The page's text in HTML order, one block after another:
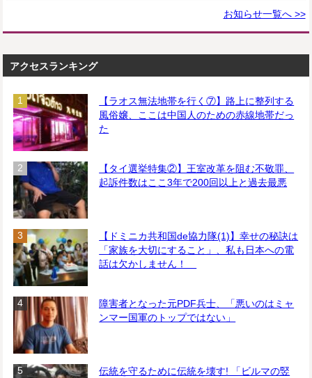
お知らせ一覧へ >>
アクセスランキング
【ラオス無法地帯を行く⑦】路上に整列する
風俗嬢、ここは中国人のための赤線地帯だっ
た
【タイ選挙特集②】王室改革を阻む不敬罪、
起訴件数はここ3年で200回以上と過去最悪
【ドミニカ共和国de協力隊(1)】幸せの秘訣は
「家族を大切にすること」、私も日本への電
話は欠かしません！
障害者となった元PDF兵士、「悪いのはミャ
ンマー国軍のトップではない」
伝統を守るために伝統を壊す! 「ビルマの竪